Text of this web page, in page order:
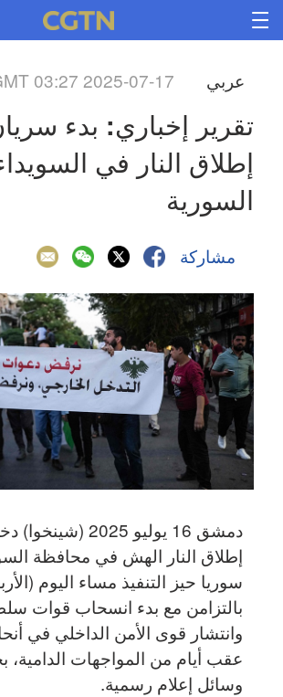
عربي 03:27 2025-07-17
السورية
مشاركة
دمشق 16 يوليو 2025
إطلاق النار الهش في محافظة
سوريا حيز التنفيذ مساء اليوم
بالتزامن مع بدء انسحاب قوات
وانتشار قوى الأمن الداخلي في
عقب أيام من المواجهات
وسائل إعلام رسمية.